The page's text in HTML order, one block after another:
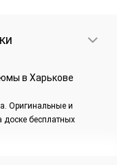
в Харькове
Оригинальные и
доске бесплатных